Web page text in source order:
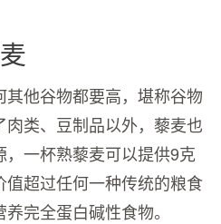
他谷物都要高，堪称谷物
类、豆制品以外，藜麦也
一杯熟藜麦可以提供9克
超过任何一种传统的粮食
完全蛋白碱性食物。